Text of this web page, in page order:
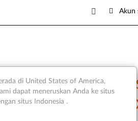
Akun
yang dicatat
-
di United States of America,
dapat meneruskan Anda ke situs
situs Indonesia .